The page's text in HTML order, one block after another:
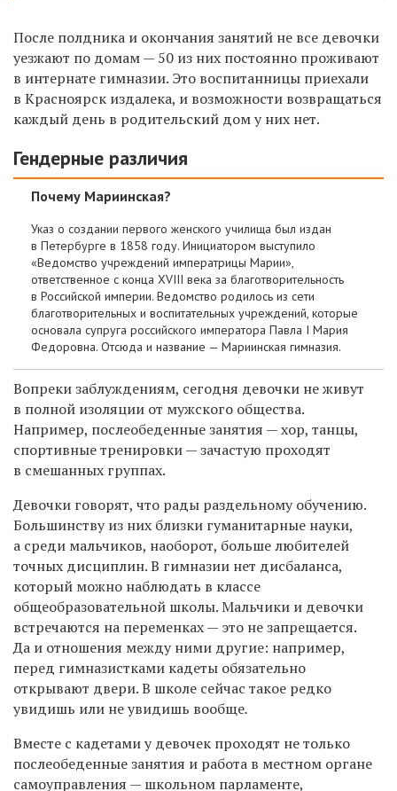
После полдника и окончания занятий не все девочки
уезжают по домам — 50 из них постоянно проживают
в интернате гимназии. Это воспитанницы приехали
в Красноярск издалека, и возможности возвращаться
каждый день в родительский дом у них нет.
Гендерные различия
Почему Мариинская?
Указ о создании первого женского училища был издан
в Петербурге в 1858 году. Инициатором выступило
«Ведомство учреждений императрицы Марии»,
ответственное с конца XVIII века за благотворительность
в Российской империи. Ведомство родилось из сети
благотворительных и воспитательных учреждений, которые
основала супруга российского императора Павла I Мария
Федоровна. Отсюда и название — Мариинская гимназия.
Вопреки заблуждениям, сегодня девочки не живут
в полной изоляции от мужского общества.
Например, послеобеденные занятия — хор, танцы,
спортивные тренировки — зачастую проходят
в смешанных группах.
Девочки говорят, что рады раздельному обучению.
Большинству из них близки гуманитарные науки,
а среди мальчиков, наоборот, больше любителей
точных дисциплин. В гимназии нет дисбаланса,
который можно наблюдать в классе
общеобразовательной школы. Мальчики и девочки
встречаются на переменках — это не запрещается.
Да и отношения между ними другие: например,
перед гимназистками кадеты обязательно
открывают двери. В школе сейчас такое редко
увидишь или не увидишь вообще.
Вместе с кадетами у девочек проходят не только
послеобеденные занятия и работа в местном органе
самоуправления — школьном парламенте,